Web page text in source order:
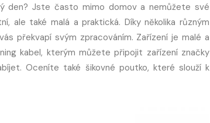
den? Jste často mimo domov a nemůžete své
ale také malá a praktická. Díky několika různým
překvapí svým zpracováním. Zařízení je malé a
kabel, kterým můžete připojit zařízení značky
Oceníte také šikovné poutko, které slouží k